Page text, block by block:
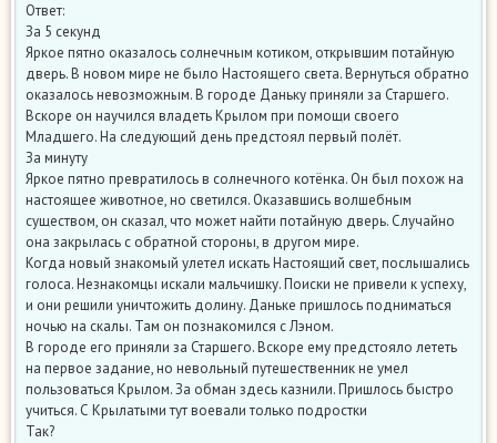
Ответ:
За 5 секунд
Яркое пятно оказалось солнечным котиком, открывшим потайную
дверь. В новом мире не было Настоящего света. Вернуться обратно
оказалось невозможным. В городе Даньку приняли за Старшего.
Вскоре он научился владеть Крылом при помощи своего
Младшего. На следующий день предстоял первый полёт.
За минуту
Яркое пятно превратилось в солнечного котёнка. Он был похож на
настоящее животное, но светился. Оказавшись волшебным
существом, он сказал, что может найти потайную дверь. Случайно
она закрылась с обратной стороны, в другом мире.
Когда новый знакомый улетел искать Настоящий свет, послышались
голоса. Незнакомцы искали мальчишку. Поиски не привели к успеху,
и они решили уничтожить долину. Даньке пришлось подниматься
ночью на скалы. Там он познакомился с Лэном.
В городе его приняли за Старшего. Вскоре ему предстояло лететь
на первое задание, но невольный путешественник не умел
пользоваться Крылом. За обман здесь казнили. Пришлось быстро
учиться. С Крылатыми тут воевали только подростки
Так?